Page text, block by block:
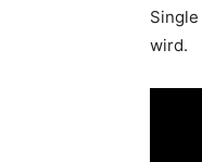
Single
wird.